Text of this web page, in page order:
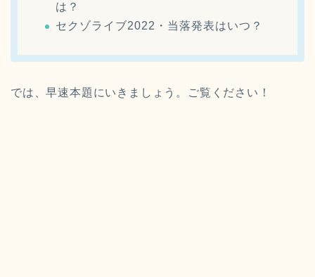
は？
セクゾライブ2022・当落発表はいつ？
では、早速本題にいきましょう。ご覧ください！